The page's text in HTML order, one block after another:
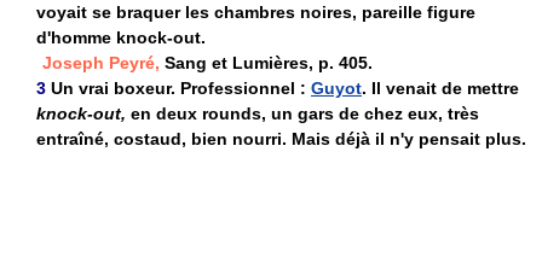
voyait se braquer les chambres noires, pareille figure
d'homme knock-out.
Joseph Peyré, Sang et Lumières, p. 405.
3 Un vrai boxeur. Professionnel : Guyot. Il venait de mettre
knock-out, en deux rounds, un gars de chez eux, très
entraîné, costaud, bien nourri. Mais déjà il n'y pensait plus.